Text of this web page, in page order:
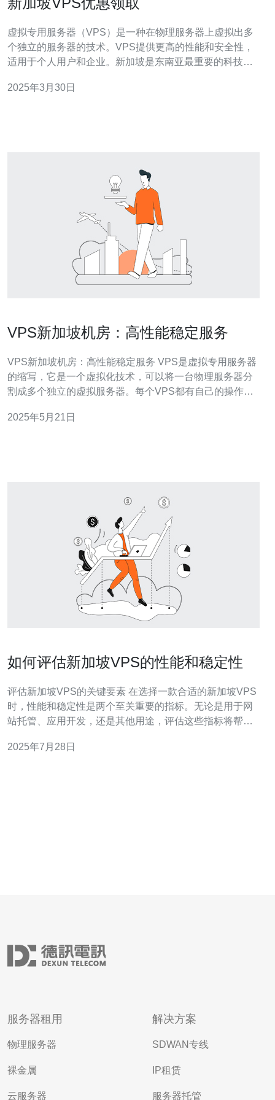
虚拟专用服务器（VPS）是一种在物理服务器上虚拟出多
个独立的服务器的技术。VPS提供更高的性能和安全性，
适用于个人用户和企业。新加坡是东南亚最重要的科技和
本文将介绍新加坡VPS的优势，并提供一些优惠领取的方
2025年3月30日
VPS新加坡机房：高性能稳定服务
VPS新加坡机房：高性能稳定服务 VPS是虚拟专用服务器
的缩写，它是一个虚拟化技术，可以将一台物理服务器分
割成多个独立的虚拟服务器。每个VPS都有自己的操作系
新加坡是亚洲的科技中心，拥有先进的网络基础设施和高
2025年5月21日
如何评估新加坡VPS的性能和稳定性
评估新加坡VPS的关键要素 在选择一款合适的新加坡VPS
时，性能和稳定性是两个至关重要的指标。无论是用于网
站托管、应用开发，还是其他用途，评估这些指标将帮助
的三大精华： 1. **网络延迟和带宽**：网络延迟直接影响
2025年7月28日
服务器租用
物理服务器
裸金属
云服务器
解决方案
SDWAN专线
IP租赁
服务器托管